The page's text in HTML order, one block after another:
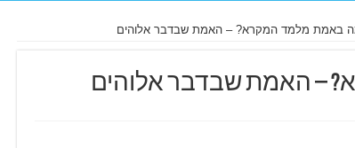
באמת מלמד המקרא? – האמת שבדבר אלוהים
– האמת שבדבר אלוהים